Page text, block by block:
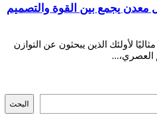
معدن يجمع بين القوة والتصميم
لأولئك الذين يبحثون عن التوازن
العصري،...
البحث